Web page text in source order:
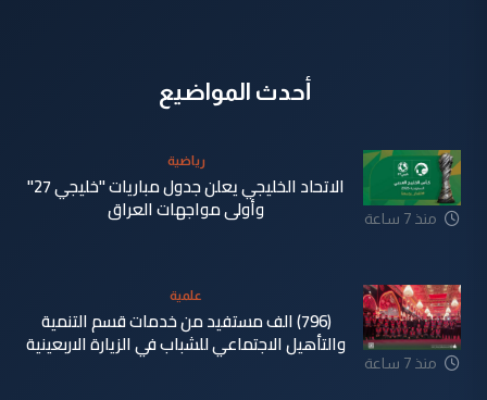
أحدث المواضيع
منذ 7 ساعة
رياضية
الاتحاد الخليجي يعلن جدول مباريات "خليجي 27"
وأولى مواجهات العراق
منذ 7 ساعة
علمية
(796) الف مستفيد من خدمات قسم التنمية
والتأهيل الاجتماعي للشباب في الزيارة الاربعينية